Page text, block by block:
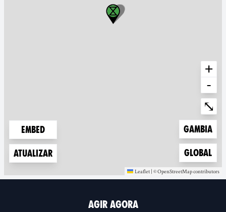
Embed
Atualizar
+
-
⤡
Zoom to
Gambia
Zoom to
Global
Leaflet | ©OpenStreetMap
(new window) contributors
(new window)
AGIR AGORA